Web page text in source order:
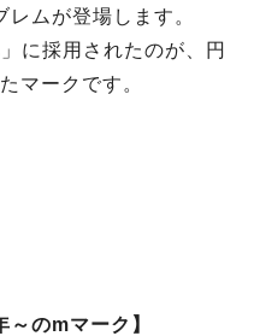
ムが登場します。
に採用されたのが、円
マークです。
～のmマーク】